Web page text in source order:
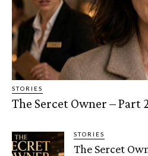
STORIES
The Sercet Owner – Part
STORIES
The Sercet